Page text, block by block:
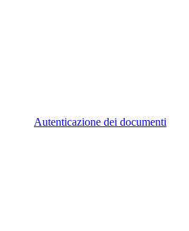
Autenticazione dei documenti